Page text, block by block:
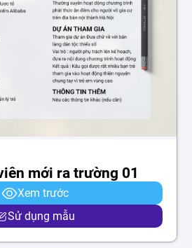
mới ra trường 01
Xem trước
Sử dụng mẫu